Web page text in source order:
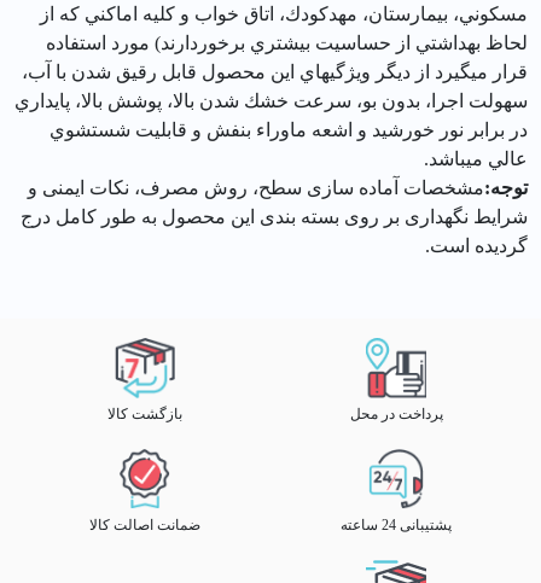
مسكوني، بيمارستان، مهدكودك، اتاق خواب و كليه اماكني كه از
لحاظ بهداشتي از حساسيت بيشتري برخوردارند) مورد استفاده
قرار می‎گیرد از ديگر ويژگيهاي اين محصول قابل رقيق شدن با آب،
سهولت اجرا، بدون بو، سرعت خشك شدن بالا، پوشش بالا، پايداري
در برابر نور خورشيد و اشعه ماوراء بنفش و قابليت شستشوي
عالي مي‎باشد.
توجه:مشخصات آماده سازی سطح، روش مصرف، نکات ایمنی و
شرایط نگهداری بر روی بسته بندی این محصول به طور کامل درج
گردیده است.
پرداخت در محل بازگشت کالا
پشتیبانی 24 ساعته ضمانت اصالت کالا